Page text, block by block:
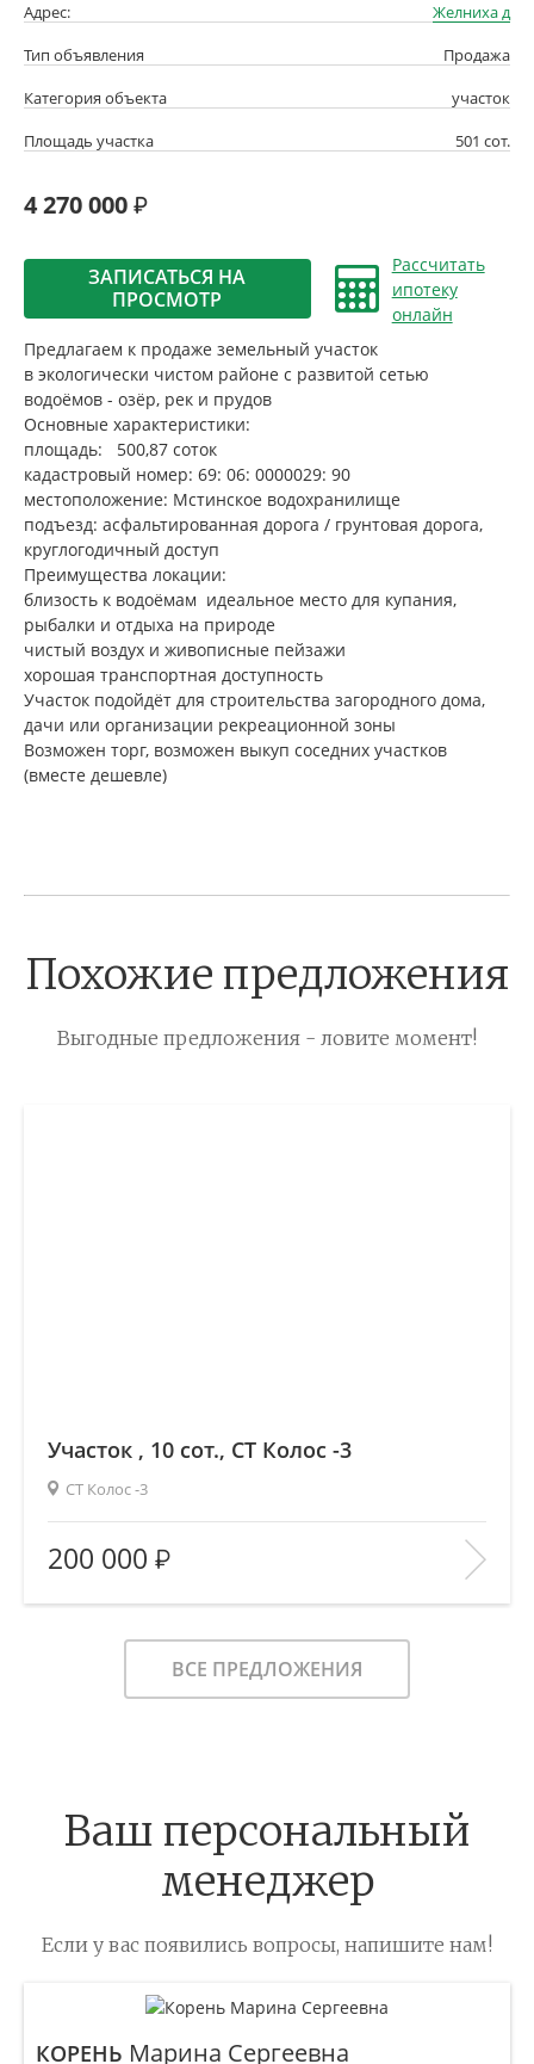
Адрес:
Желниха д
Тип объявления
Продажа
Категория объекта
участок
Площадь участка
501 сот.
4 270 000
ЗАПИСАТЬСЯ НА
ПРОСМОТР
Рассчитать
ипотеку
онлайн
Предлагаем к продаже земельный участок
в экологически чистом районе с развитой сетью
водоёмов - озёр, рек и прудов
Основные характеристики:
площадь: 500,87 соток
кадастровый номер: 69: 06: 0000029: 90
местоположение: Мстинское водохранилище
подъезд: асфальтированная дорога / грунтовая дорога,
круглогодичный доступ
Преимущества локации:
близость к водоёмам идеальное место для купания,
рыбалки и отдыха на природе
чистый воздух и живописные пейзажи
хорошая транспортная доступность
Участок подойдёт для строительства загородного дома,
дачи или организации рекреационной зоны
Возможен торг, возможен выкуп соседних участков
(вместе дешевле)
Похожие предложения
Выгодные предложения - ловите момент!
Участок , 10 сот., СТ Колос -3
СТ Колос -3
Площадь (общ/жил/кух), м2:
—/—/—
Количество комнат:
—
Этаж:
—/—
В ИЗБРАННОЕ
200 000
ВСЕ ПРЕДЛОЖЕНИЯ
Ваш персональный
менеджер
Если у вас появились вопросы, напишите нам!
КОРЕНЬ Марина Сергеевна